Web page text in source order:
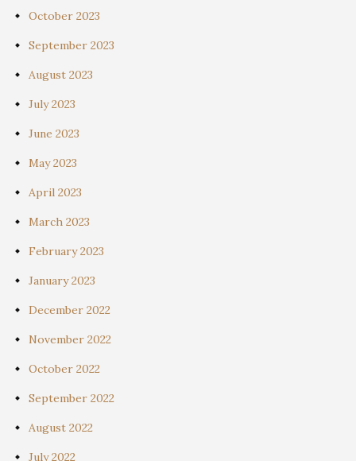
October 2023
September 2023
August 2023
July 2023
June 2023
May 2023
April 2023
March 2023
February 2023
January 2023
December 2022
November 2022
October 2022
September 2022
August 2022
July 2022